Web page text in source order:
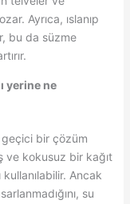
Ayrıca, ıslanıp
bu da süzme
yerine ne
geçici bir çözüm
ve kokusuz bir kağıt
Ancak
su